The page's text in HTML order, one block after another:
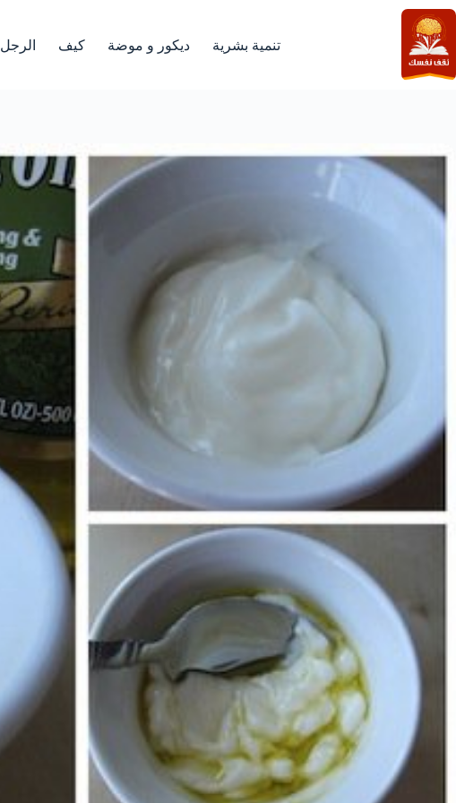
التجاوز
إلى
المحتوى
تنمية بشرية ديكور و موضة كيف الرجل